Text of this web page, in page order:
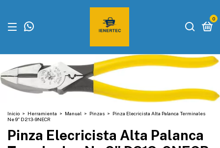
0
Inicio > Herramienta > Manual > Pinzas > Pinza Elecricista Alta Palanca Terminales
Ne 9" D213-9NECR
Pinza Elecricista Alta Palanca